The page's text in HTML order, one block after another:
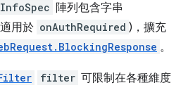
陣列包含字串
用於 onAuthRequired )，擴充
。
filter 可限制在各種維度